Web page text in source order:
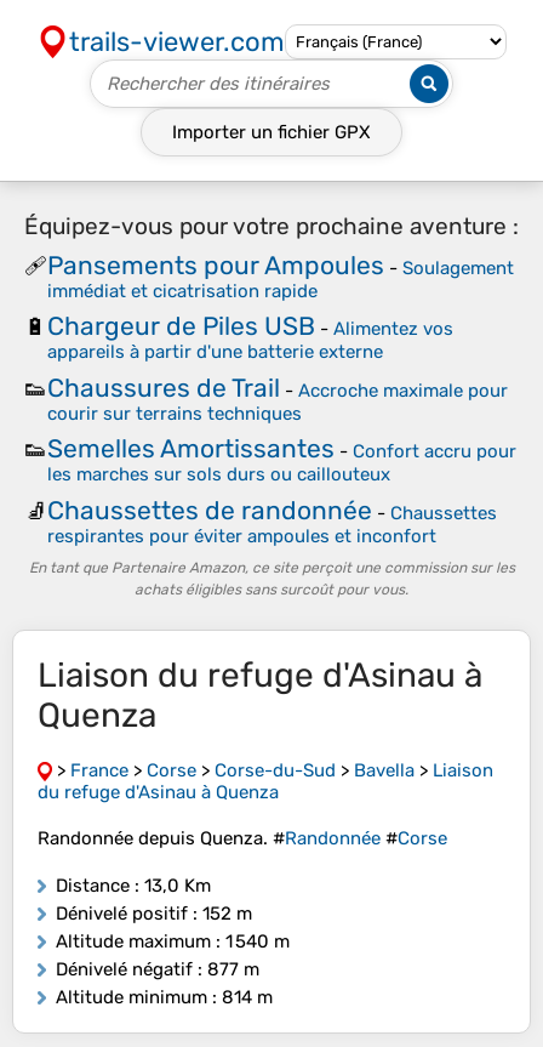
trails-viewer.com
Importer un fichier GPX
Équipez-vous pour votre prochaine aventure :
🩹Pansements pour Ampoules - Soulagement
immédiat et cicatrisation rapide
🔋 Chargeur de Piles USB - Alimentez vos
appareils à partir d'une batterie externe
👟Chaussures de Trail - Accroche maximale pour
courir sur terrains techniques
👟Semelles Amortissantes - Confort accru pour
les marches sur sols durs ou caillouteux
🧦Chaussettes de randonnée - Chaussettes
respirantes pour éviter ampoules et inconfort
En tant que Partenaire Amazon, ce site perçoit une commission sur les
achats éligibles sans surcoût pour vous.
Liaison du refuge d'Asinau à
Quenza
> France > Corse > Corse-du-Sud > Bavella > Liaison
du refuge d'Asinau à Quenza
Randonnée depuis Quenza. #Randonnée #Corse
Distance : 13,0 Km
Dénivelé positif : 152 m
Altitude maximum : 1 540 m
Dénivelé négatif : 877 m
Altitude minimum : 814 m